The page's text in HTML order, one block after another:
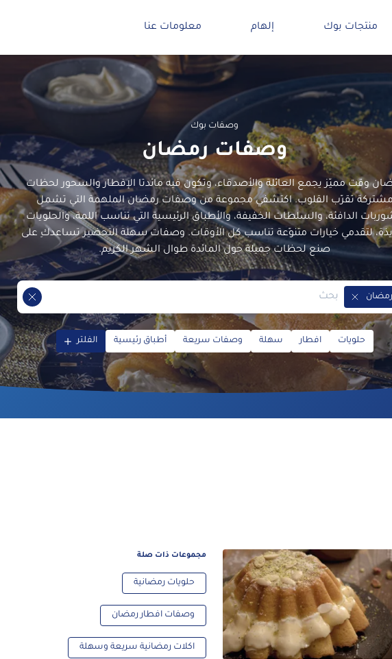
منتجات بوك إلهام معلومات عنا
وصفات بوك
وصفات رمضان
وقت مميّز يجمع العائلة والأصدقاء، وتكون فيه مائدتا الإفطار والسحور لحظات
تقرّب القلوب. اكتشفي مجموعة من وصفات رمضان الملهمة التي تشمل
الدافئة، والسلطات الخفيفة، والأطباق الرئيسية التي تناسب اللمة، والحلويات
لتقدمي خيارات متنوّعة تناسب كل الأوقات. وصفات سهلة التحضير تساعدكِ على
صنع لحظات جميلة حول المائدة طوال الشهر الكريم.
رمضان
Remove Tag
حلويات افطار سهلة وصفات سريعة أطباق رئيسية الفلتر
مجموعات ذات صلة
حلويات رمضانية
وصفات افطار رمضان
اكلات رمضانية سريعة وسهلة